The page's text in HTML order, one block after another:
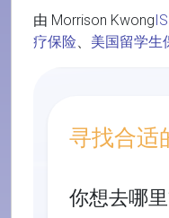
由 Morrison Kwong
疗保险、 美国留学生
寻找合适
你想去哪